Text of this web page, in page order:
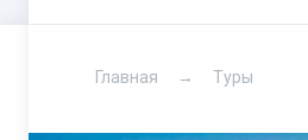
Главная Туры